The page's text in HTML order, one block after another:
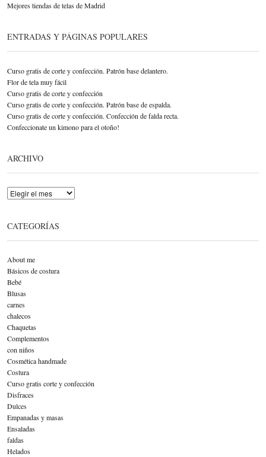
Mejores tiendas de telas de Madrid
ENTRADAS Y PÁGINAS POPULARES
Curso gratis de corte y confección. Patrón base delantero.
Flor de tela muy fácil
Curso gratis de corte y confección
Curso gratis de corte y confección. Patrón base de espalda.
Curso gratis de corte y confección. Confección de falda recta.
Confeccionate un kimono para el otoño!
ARCHIVO
Archivo
CATEGORÍAS
About me
Básicos de costura
Bebé
Blusas
carnes
chalecos
Chaquetas
Complementos
con niños
Cosmética handmade
Costura
Curso gratis corte y confección
Disfraces
Dulces
Empanadas y masas
Ensaladas
faldas
Helados